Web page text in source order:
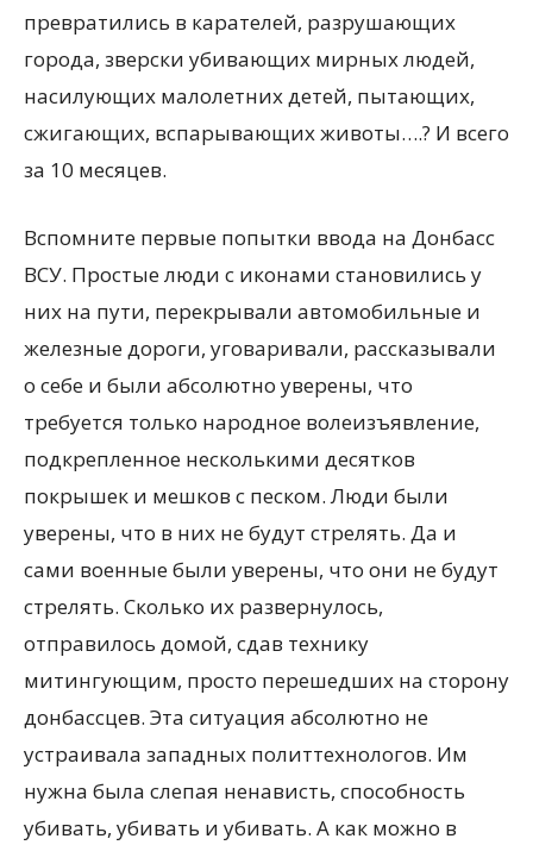
превратились в карателей, разрушающих
города, зверски убивающих мирных людей,
насилующих малолетних детей, пытающих,
сжигающих, вспарывающих животы….? И всего
за 10 месяцев.
Вспомните первые попытки ввода на Донбасс
ВСУ. Простые люди с иконами становились у
них на пути, перекрывали автомобильные и
железные дороги, уговаривали, рассказывали
о себе и были абсолютно уверены, что
требуется только народное волеизъявление,
подкрепленное несколькими десятков
покрышек и мешков с песком. Люди были
уверены, что в них не будут стрелять. Да и
сами военные были уверены, что они не будут
стрелять. Сколько их развернулось,
отправилось домой, сдав технику
митингующим, просто перешедших на сторону
донбассцев. Эта ситуация абсолютно не
устраивала западных политтехнологов. Им
нужна была слепая ненависть, способность
убивать, убивать и убивать. А как можно в